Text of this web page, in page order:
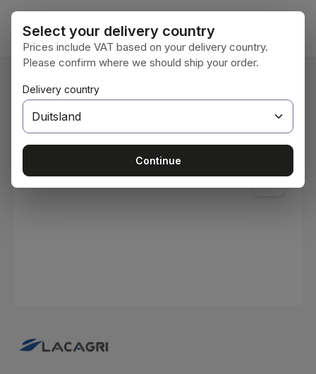
Ga naar de hoofdinhoud
U bent hier: Home
Verven en lakken
Afbeeldingengalerij overslaan
Select your delivery country
Prices include VAT based on your delivery country.
Please confirm where we should ship your order.
Delivery country
Continue